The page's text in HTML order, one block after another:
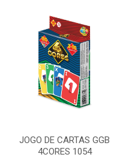
JOGO DE CARTAS GGB
4CORES 1054